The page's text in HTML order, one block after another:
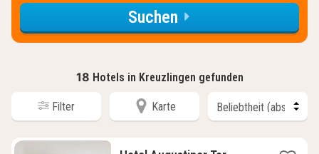
Suchen
18 Hotels in Kreuzlingen gefunden
Filter Karte